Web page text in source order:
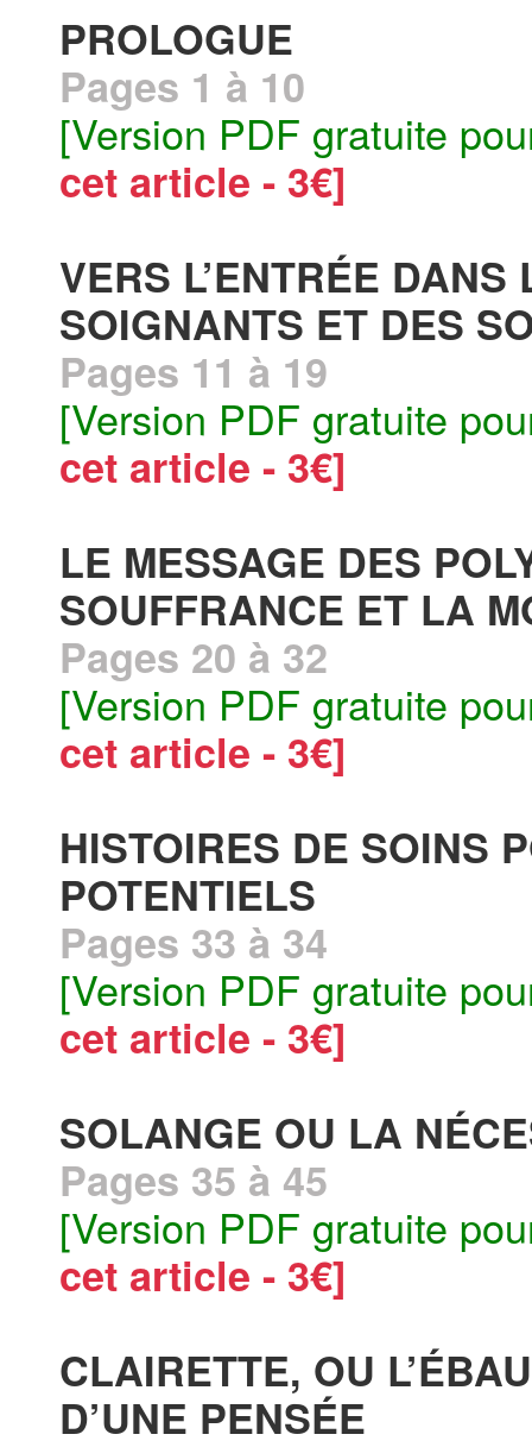
PROLOGUE
Pages 1 à 10
[Version PDF gratuite
cet article - 3€]
VERS L’ENTRÉE
SOIGNANTS ET DES
Pages 11 à 19
[Version PDF gratuite
cet article - 3€]
LE MESSAGE DES
SOUFFRANCE ET LA
Pages 20 à 32
[Version PDF gratuite
cet article - 3€]
HISTOIRES DE SOINS
POTENTIELS
Pages 33 à 34
[Version PDF gratuite
cet article - 3€]
SOLANGE OU LA
Pages 35 à 45
[Version PDF gratuite
cet article - 3€]
CLAIRETTE, OU
D’UNE PENSÉE